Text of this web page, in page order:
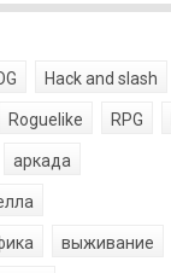
Hack and slash
Roguelike RPG
аркада
выживание